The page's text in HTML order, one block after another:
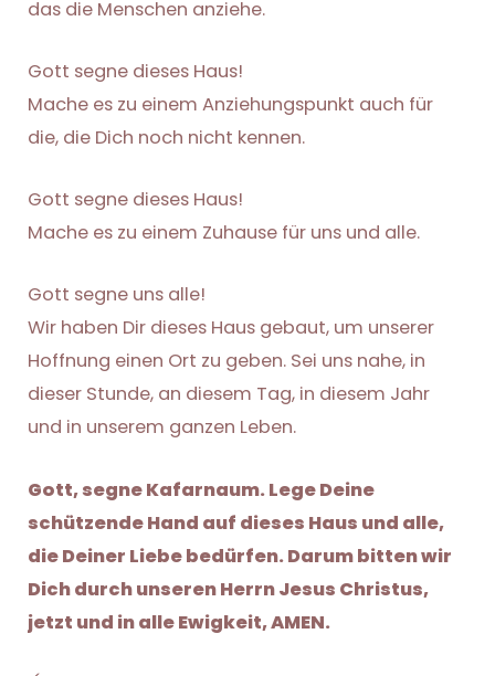
das die Menschen anziehe.
Gott segne dieses Haus!
Mache es zu einem Anziehungspunkt auch für
die, die Dich noch nicht kennen.
Gott segne dieses Haus!
Mache es zu einem Zuhause für uns und alle.
Gott segne uns alle!
Wir haben Dir dieses Haus gebaut, um unserer
Hoffnung einen Ort zu geben. Sei uns nahe, in
dieser Stunde, an diesem Tag, in diesem Jahr
und in unserem ganzen Leben.
Gott, segne Kafarnaum. Lege Deine
schützende Hand auf dieses Haus und alle,
die Deiner Liebe bedürfen. Darum bitten wir
Dich durch unseren Herrn Jesus Christus,
jetzt und in alle Ewigkeit, AMEN.